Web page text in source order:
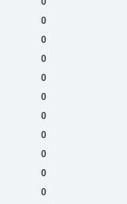
0
0
0
0
0
0
0
0
0
0